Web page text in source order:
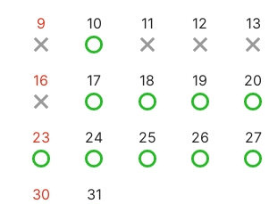
9 10 11 12 13
16 17 18 19 20
23 24 25 26 27
30 31